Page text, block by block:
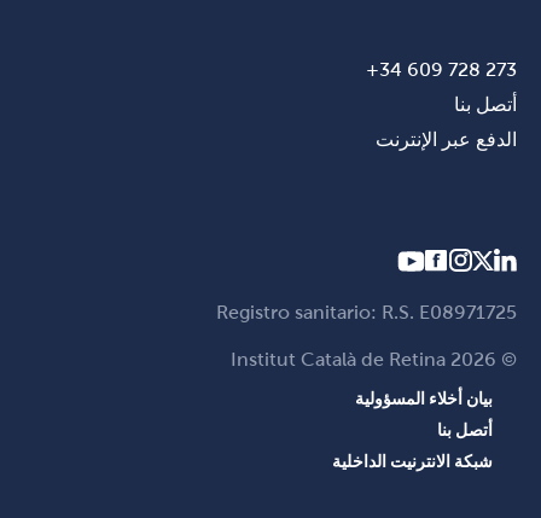
273 728 609 34+
أتصل بنا
الدفع عبر الإنترنت
Registro sanitario: R.S. E08971725
© Institut Català de Retina 2026
بيان أخلاء المسؤولية
أتصل بنا
شبكة الانترنيت الداخلية